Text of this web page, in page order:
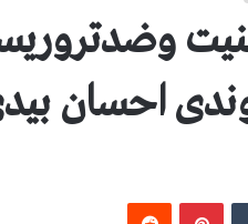
احسان
‫پین‌ترست